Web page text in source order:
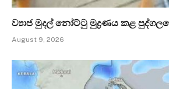
ව්‍යාජ මුදල් නෝට්ටු මුද්‍රණය කළ
August 9, 2026